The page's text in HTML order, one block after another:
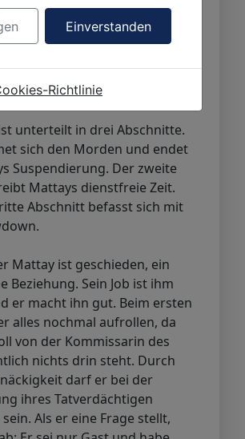
der es genau gesehen hat,
Auto angefahren.
die Taten von einer Person
unterteilt in drei Abschnitte.
sich den Morden und endet
Suspendierung. Der zweite
Mattays dienstfreie Zeit.
Abschnitt befasst sich mit
Mattay ist geschieden, ein
Beziehung. Sein Job ist ihm
er macht ihn gut. Beim ersten
alles nochmal aufrollen, da
von der Kommissarin des
nichts drin steht. Durch
darf er bei der
ihres Tatverdächtigen
Als er eine Frage stellt,
Einverstanden
Richtlinie